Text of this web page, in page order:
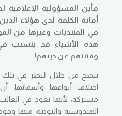
فأين المسؤولية الإعلامية
أمانة الكلمة لدى هؤلاء
في المنتديات وغيرها من
هذه الأشياء قد يتسبب
وفتنتهم عن دينهم!
يتضح من خلال النظر في تلك
اختلاف أنواعها
مشتركة، لأنها تعود في
الهندوسية والبوذية، منها